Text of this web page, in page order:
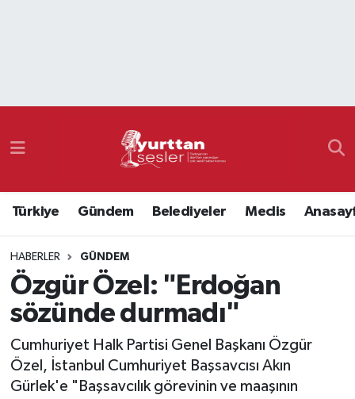
Türkiye Gündem Belediyeler Meclis
HABERLER GÜNDEM
Özgür Özel: "Erdoğan
sözünde durmadı"
Cumhuriyet Halk Partisi Genel Başkanı Özgür
Özel, İstanbul Cumhuriyet Başsavcısı Akın
Gürlek'e "Başsavcılık görevinin ve maaşının
Namaz Vakitleri
Süper Lig Puan Durumu ve Fikstür
Tüm Manşetler
Son Dakika Haberleri
Haber Arşivi